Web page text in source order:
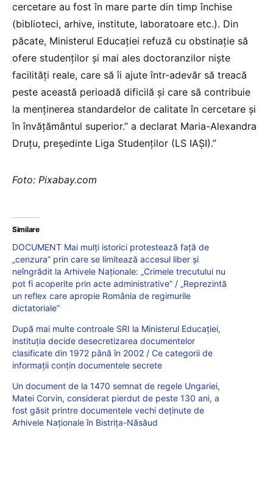
cercetare au fost în mare parte din timp închise
(biblioteci, arhive, institute, laboratoare etc.). Din
păcate, Ministerul Educației refuză cu obstinație să
ofere studenților și mai ales doctoranzilor niște
facilități reale, care să îi ajute într-adevăr să treacă
peste această perioadă dificilă și care să contribuie
la menținerea standardelor de calitate în cercetare și
în învățământul superior.” a declarat Maria-Alexandra
Druțu, președinte Liga Studenților (LS IAȘI).”
Foto: Pixabay.com
Similare
DOCUMENT Mai mulți istorici protestează față de
„cenzura” prin care se limitează accesul liber și
neîngrădit la Arhivele Naționale: „Crimele trecutului nu
pot fi acoperite prin acte administrative” / „Reprezintă
un reflex care apropie România de regimurile
dictatoriale”
După mai multe controale SRI la Ministerul Educației,
instituția decide desecretizarea documentelor
clasificate din 1972 până în 2002 / Ce categorii de
informații conțin documentele secrete
Un document de la 1470 semnat de regele Ungariei,
Matei Corvin, considerat pierdut de peste 130 ani, a
fost găsit printre documentele vechi deținute de
Arhivele Naționale în Bistrița-Năsăud